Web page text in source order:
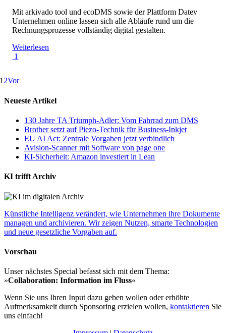
Mit arkivado tool und ecoDMS sowie der Plattform Datev
Unternehmen online lassen sich alle Abläufe rund um die
Rechnungsprozesse vollständig digital gestalten.
Weiterlesen
1
12Vor
Neueste Artikel
130 Jahre TA Triumph-Adler: Vom Fahrrad zum DMS
Brother setzt auf Piezo-Technik für Business-Inkjet
EU AI Act: Zentrale Vorgaben jetzt verbindlich
Avision-Scanner mit Software von page one
KI-Sicherheit: Amazon investiert in Lean
KI trifft Archiv
Künstliche Intelligenz verändert, wie Unternehmen ihre Dokumente
managen und archivieren. Wir zeigen Nutzen, smarte Technologien
und neue gesetzliche Vorgaben auf.
Vorschau
Unser nächstes Special befasst sich mit dem Thema:
»Collaboration: Information im Fluss«
Wenn Sie uns Ihren Input dazu geben wollen oder erhöhte
Aufmerksamkeit durch Sponsoring erzielen wollen, kontaktieren Sie
uns einfach!